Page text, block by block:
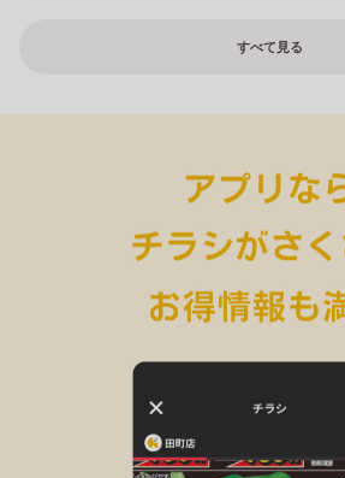
すべて見る